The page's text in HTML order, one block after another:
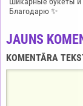
Благодарю ✨
JAUNS
KOMENTĀRA